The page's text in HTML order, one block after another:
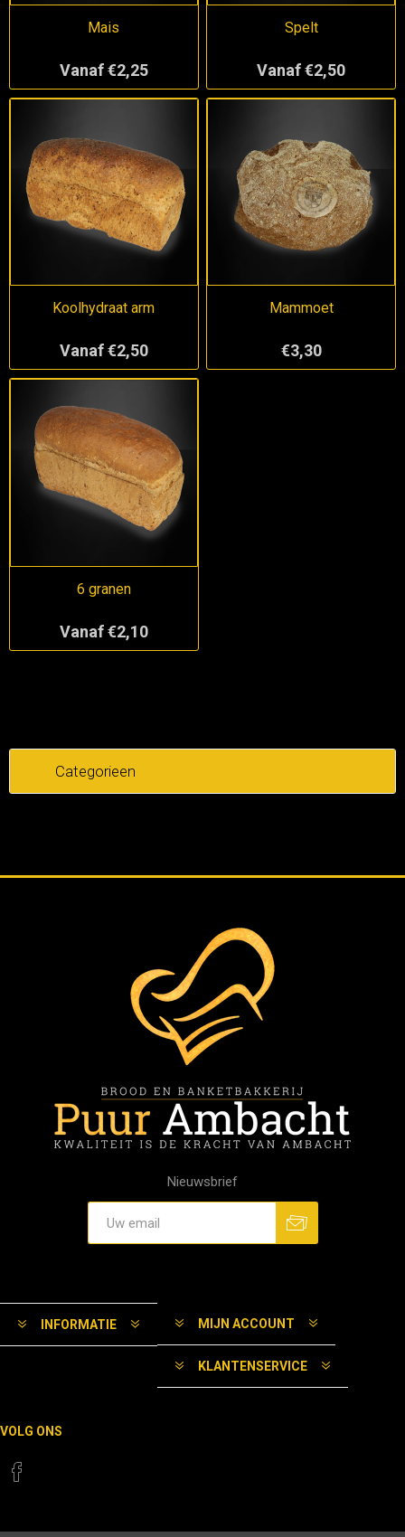
Mais
Vanaf €2,25
Spelt
Vanaf €2,50
Koolhydraat arm
Vanaf €2,50
Mammoet
€3,30
6 granen
Vanaf €2,10
Categorieen
Nieuwsbrief
INFORMATIE MIJN ACCOUNT
KLANTENSERVICE
VOLG ONS